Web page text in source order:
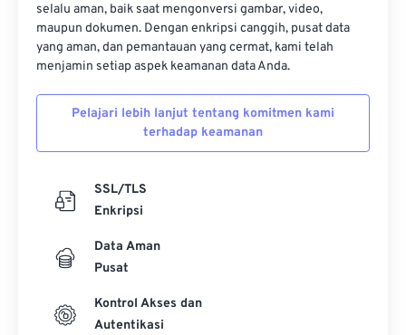
selalu aman, baik saat mengonversi gambar, video,
maupun dokumen. Dengan enkripsi canggih, pusat data
yang aman, dan pemantauan yang cermat, kami telah
menjamin setiap aspek keamanan data Anda.
Pelajari lebih lanjut tentang komitmen kami
terhadap keamanan
SSL/TLS
Enkripsi
Data Aman
Pusat
Kontrol Akses dan
Autentikasi